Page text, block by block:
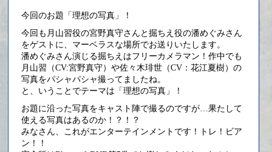
今回のお題「理想の写真」！
今回も月山習役の宮野真守さんと掘ちえ役の潘めぐみさん
をゲストに、マーベラスな場所でお送りいたします。
潘めぐみさん演じる掘ちえはフリーカメラマン！作中でも
月山習（CV:宮野真守）や佐々木琲世（CV：花江夏樹）の
写真をパシャパシャ撮ってましたね。
と、いうことでテーマは「理想の写真」！
お題に沿った写真をキャスト陣で撮るのですが…果たして
使える写真はあるのか！？！？
みなさん、これがエンターテインメントです！トレ！ビア
ン！！